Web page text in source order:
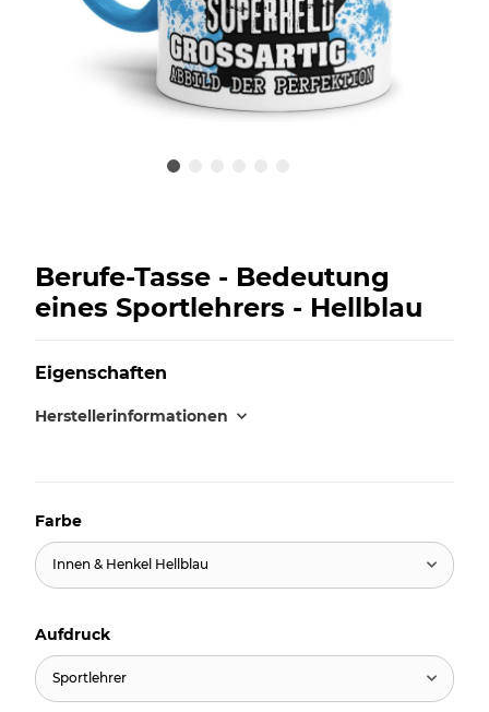
Berufe-Tasse - Bedeutung
eines Sportlehrers - Hellblau
Eigenschaften
Herstellerinformationen
Farbe
Innen & Henkel Hellblau
Aufdruck
Sportlehrer